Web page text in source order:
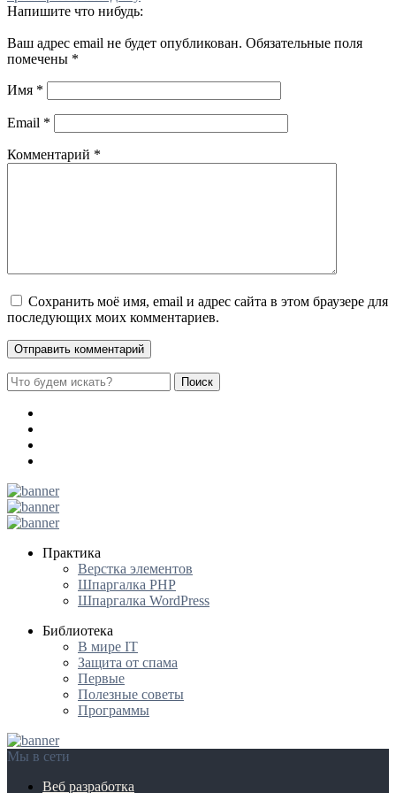
Напишите что нибудь:
Ваш адрес email не будет опубликован. Обязательные поля
помечены *
Имя *
Email *
Комментарий *
Сохранить моё имя, email и адрес сайта в этом браузере для
последующих моих комментариев.
Практика
Верстка элементов
Шпаргалка PHP
Шпаргалка WordPress
Библиотека
В мире IT
Защита от спама
Первые
Полезные советы
Программы
Мы в сети
Веб разработка